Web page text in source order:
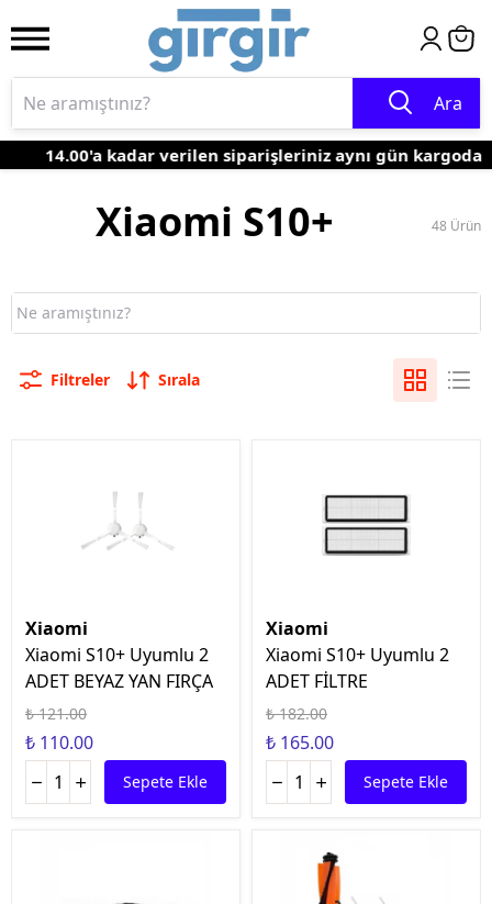
Ara
14.00'a kadar verilen siparişleriniz aynı gün kargoda
Xiaomi S10+ 48 Ürün
Filtreler Sırala
Xiaomi
Xiaomi S10+ Uyumlu 2
ADET BEYAZ YAN FIRÇA
₺ 121.00
₺ 110.00
Sepete Ekle
Xiaomi
Xiaomi S10+ Uyumlu 2
ADET FİLTRE
₺ 182.00
₺ 165.00
Sepete Ekle